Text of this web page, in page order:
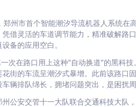
州市首个智能潮汐导流机器人系统在
凭借灵活的车道调节能力，精准破解路
备的应用空白。
次在路口用上这种“自动换道”的黑科
街的车流呈潮汐式暴增。此前该路口
辆排队绵长，拥堵问题突出，是困扰周
公安交管十一大队联合交通科技大队